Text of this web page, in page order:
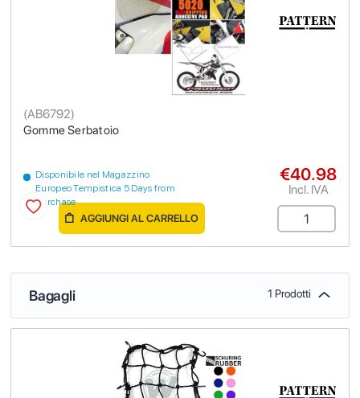
Gomme Serbatoio
(AB6792)
Disponibile nel Magazzino
Europeo Tempistica 5 Days from
purchase
€40.98
Incl. IVA
AGGIUNGI AL CARRELLO
Bagagli 1 Prodotti